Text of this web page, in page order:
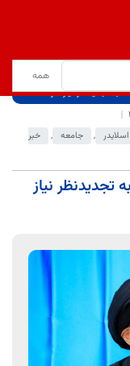
تجدیدنظر نیاز دارد
اسلایدر , جامعه ,
خبر
نیاز